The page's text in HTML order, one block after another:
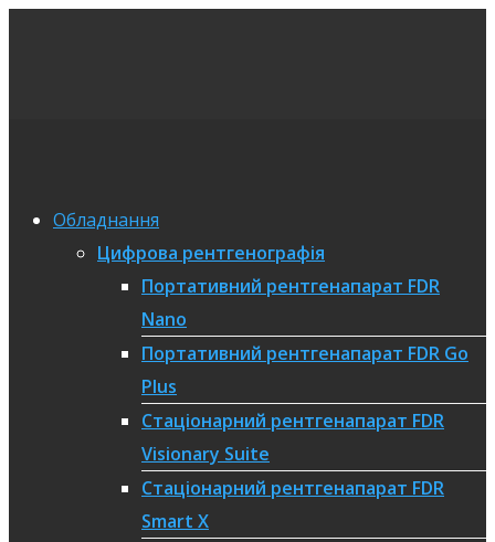
Обладнання
Цифрова рентгенографія
Портативний рентгенапарат FDR
Nano
Портативний рентгенапарат FDR Go
Plus
Стаціонарний рентгенапарат FDR
Visionary Suite
Стаціонарний рентгенапарат FDR
Smart X